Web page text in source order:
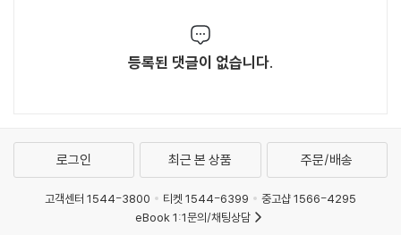
등록된 댓글이 없습니다.
로그인 최근 본 상품 주문/배송
고객센터 1544-3800 티켓 1544-6399
중고샵 1566-4295
eBook 1:1문의/채팅상담